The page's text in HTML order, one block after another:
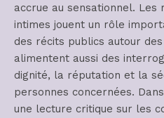
accrue au sensationnel.
intimes jouent un rôle
des récits publics autour
alimentent aussi des
dignité, la réputation et la
personnes concernées.
une lecture critique sur les